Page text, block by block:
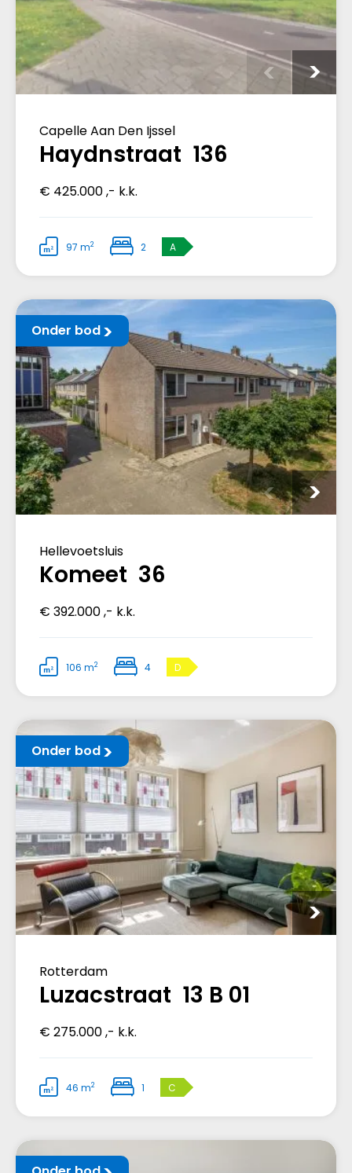
Capelle Aan Den Ijssel
Haydnstraat 136
€ 425.000 ,- k.k.
97 m2 2 A
Onder bod
Hellevoetsluis
Komeet 36
€ 392.000 ,- k.k.
106 m2 4 D
Onder bod
Rotterdam
Luzacstraat 13 B 01
€ 275.000 ,- k.k.
46 m2 1 C